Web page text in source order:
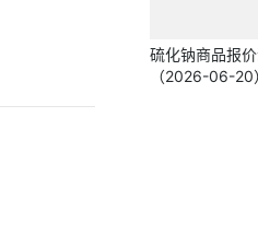
硫化钠商品报
（2026-06-20